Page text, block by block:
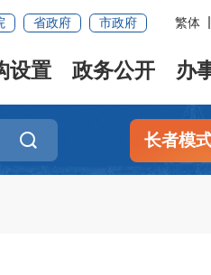
省政府 市政府 繁体
设置 政务公开 办
长者模